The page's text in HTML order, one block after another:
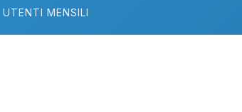
UTENTI MENSILI